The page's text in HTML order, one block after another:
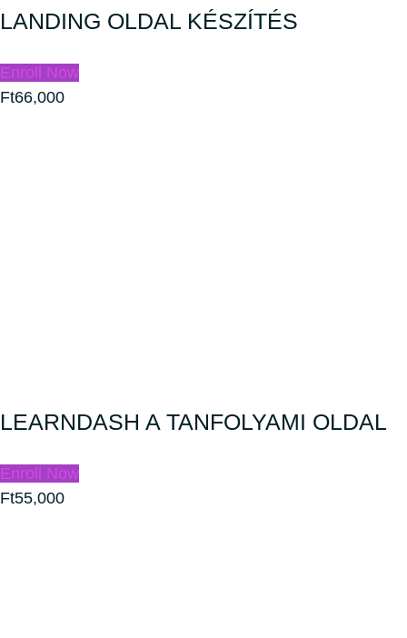
LANDING OLDAL KÉSZÍTÉS
Enroll Now
Ft66,000
LEARNDASH A TANFOLYAMI OLDAL
Enroll Now
Ft55,000